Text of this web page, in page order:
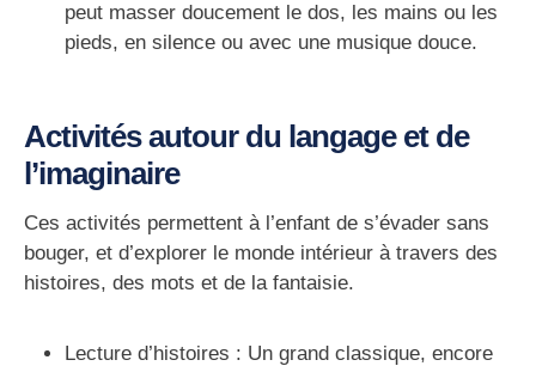
peut masser doucement le dos, les mains ou les
pieds, en silence ou avec une musique douce.
Activités autour du langage et de
l’imaginaire
Ces activités permettent à l’enfant de s’évader sans
bouger, et d’explorer le monde intérieur à travers des
histoires, des mots et de la fantaisie.
Lecture d’histoires : Un grand classique, encore